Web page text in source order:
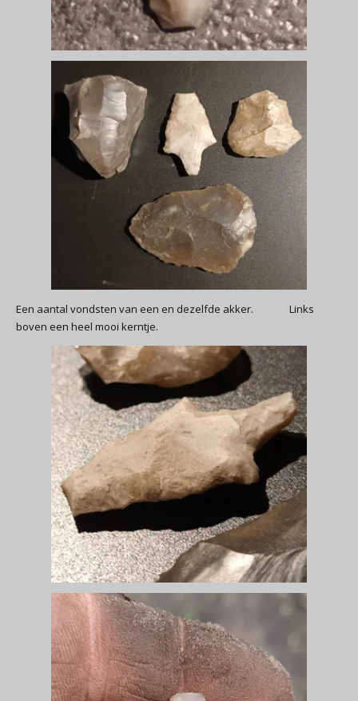
Een aantal vondsten van een en dezelfde akker. Links
boven een heel mooi kerntje.